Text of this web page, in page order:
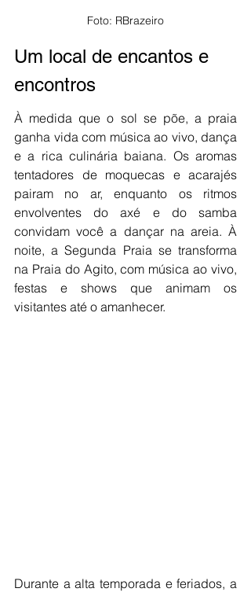
Foto: RBrazeiro
Um local de encantos e
encontros
À medida que o sol se põe, a praia
ganha vida com música ao vivo, dança
e a rica culinária baiana. Os aromas
tentadores de moquecas e acarajés
pairam no ar, enquanto os ritmos
envolventes do axé e do samba
convidam você a dançar na areia. À
noite, a Segunda Praia se transforma
na Praia do Agito, com música ao vivo,
festas e shows que animam os
visitantes até o amanhecer.
Durante a alta temporada e feriados, a